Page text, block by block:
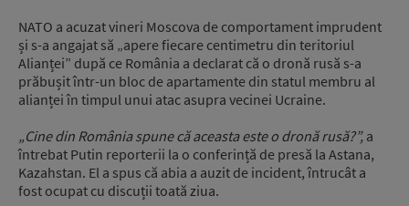
NATO a acuzat vineri Moscova de comportament imprudent
și s-a angajat să „apere fiecare centimetru din teritoriul
Alianței” după ce România a declarat că o dronă rusă s-a
prăbușit într-un bloc de apartamente din statul membru al
alianței în timpul unui atac asupra vecinei Ucraine.
„Cine din România spune că aceasta este o dronă rusă?”, a
întrebat Putin reporterii la o conferință de presă la Astana,
Kazahstan. El a spus că abia a auzit de incident, întrucât a
fost ocupat cu discuții toată ziua.